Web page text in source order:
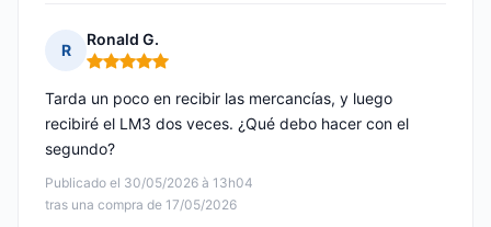
R
Ronald G.
Nota: 5 de 5
Publicado el 30/05/2026 à 13h04
tras una compra de 17/05/2026
Tarda un poco en recibir las mercancías, y luego
recibiré el LM3 dos veces. ¿Qué debo hacer con el
segundo?